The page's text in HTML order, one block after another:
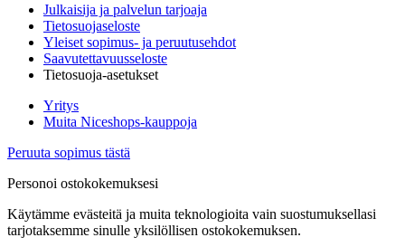
Julkaisija ja palvelun tarjoaja
Tietosuojaseloste
Yleiset sopimus- ja peruutusehdot
Saavutettavuusseloste
Tietosuoja-asetukset
Yritys
Muita Niceshops-kauppoja
Peruuta sopimus tästä
Personoi ostokokemuksesi
Käytämme evästeitä ja muita teknologioita vain suostumuksellasi
tarjotaksemme sinulle yksilöllisen ostokokemuksen.